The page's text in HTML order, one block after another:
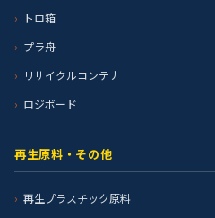
トロ箱
プラ舟
リサイクルコンテナ
ロジボード
再生原料・その他
再生プラスチック原料